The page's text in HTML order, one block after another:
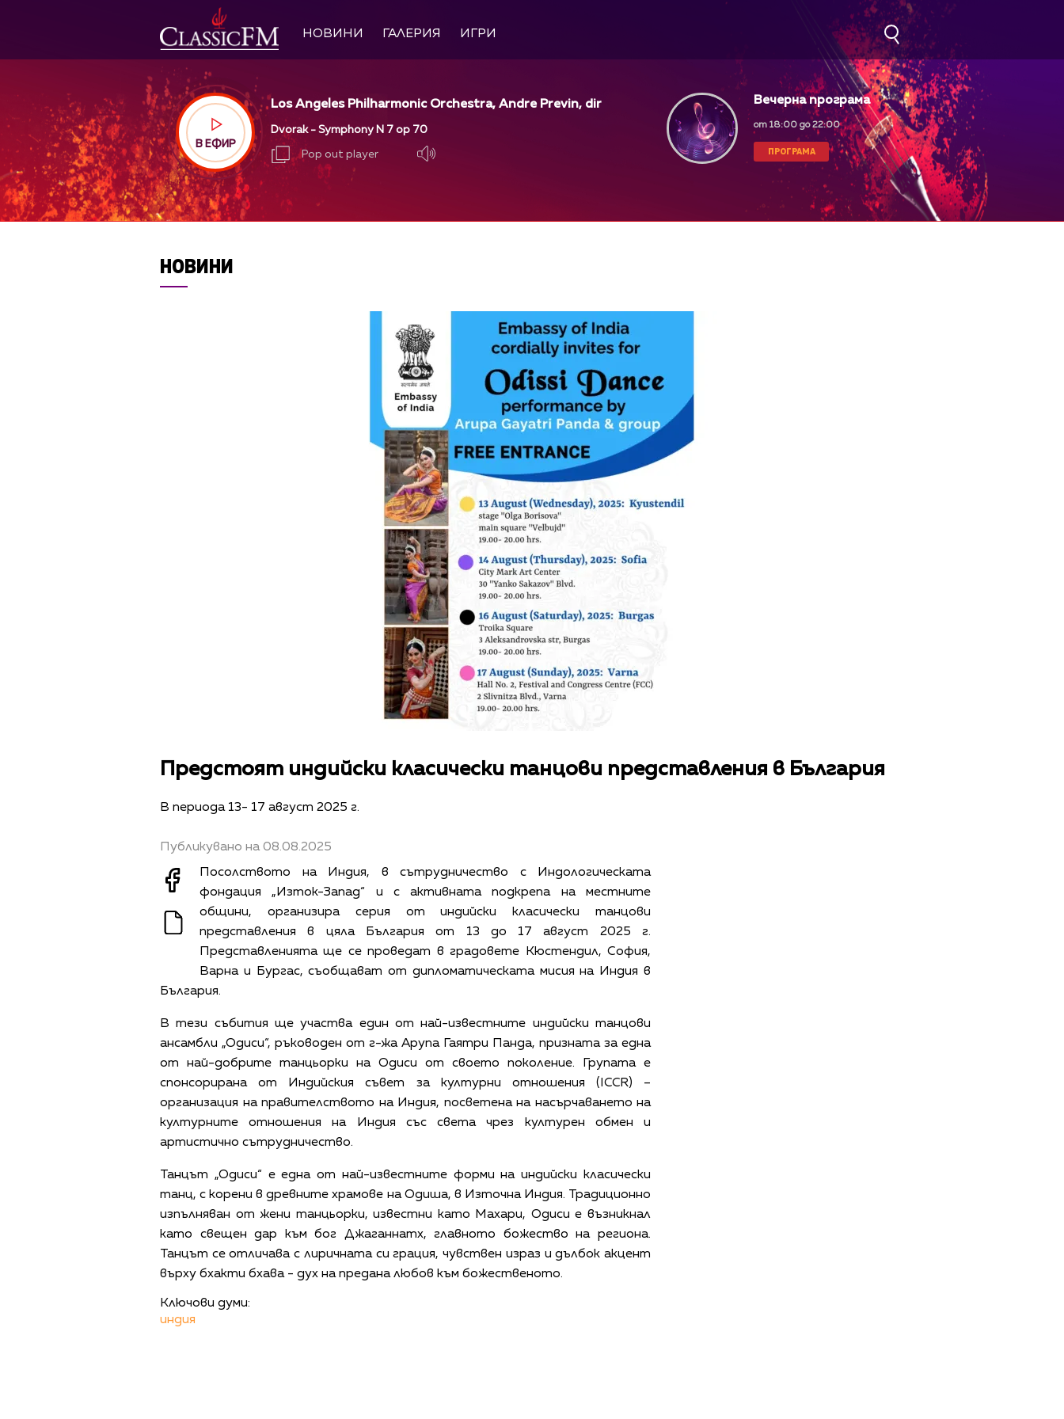
НОВИНИ ГАЛЕРИЯ ИГРИ
В ЕФИР
Los Angeles Philharmonic Orchestra, Andre Previn, dir
Dvorak - Symphony N 7 op 70
Pop out player
Вечерна програма
от 18:00 до 22:00
ПРОГРАМА
НОВИНИ
Предстоят индийски класически танцови представления в България
В периода 13- 17 август 2025 г.
Публикувано на 08.08.2025
Посолството на Индия, в сътрудничество с Индологическата
фондация „Изток-Запад“ и с активната подкрепа на местните
общини, организира серия от индийски класически танцови
представления в цяла България от 13 до 17 август 2025 г.
Представленията ще се проведат в градовете Кюстендил, София,
Варна и Бургас, съобщават от дипломатическата мисия на Индия в
България.
В тези събития ще участва един от най-известните индийски танцови
ансамбли „Одиси“, ръководен от г-жа Арупа Гаятри Панда, призната за една
от най-добрите танцьорки на Одиси от своето поколение. Групата е
спонсорирана от Индийския съвет за културни отношения (ICCR) –
организация на правителството на Индия, посветена на насърчаването на
културните отношения на Индия със света чрез културен обмен и
артистично сътрудничество.
Танцът „Одиси“ е една от най-известните форми на индийски класически
танц, с корени в древните храмове на Одиша, в Източна Индия. Традиционно
изпълняван от жени танцьорки, известни като Махари, Одиси е възникнал
като свещен дар към бог Джаганнатх, главното божество на региона.
Танцът се отличава с лиричната си грация, чувствен израз и дълбок акцент
върху бхакти бхава - дух на предана любов към божественото.
Ключови думи:
индия